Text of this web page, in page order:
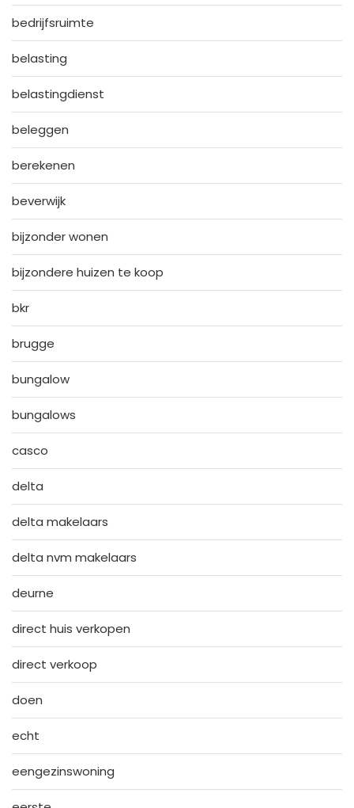
bedrijfsruimte
belasting
belastingdienst
beleggen
berekenen
beverwijk
bijzonder wonen
bijzondere huizen te koop
bkr
brugge
bungalow
bungalows
casco
delta
delta makelaars
delta nvm makelaars
deurne
direct huis verkopen
direct verkoop
doen
echt
eengezinswoning